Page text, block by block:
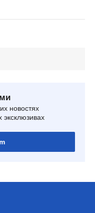
новостях
эксклюзивах